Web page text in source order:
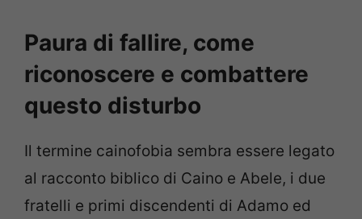
Paura di fallire, come
riconoscere e combattere
questo disturbo
Il termine cainofobia sembra essere legato
al racconto biblico di Caino e Abele, i due
fratelli e primi discendenti di Adamo ed